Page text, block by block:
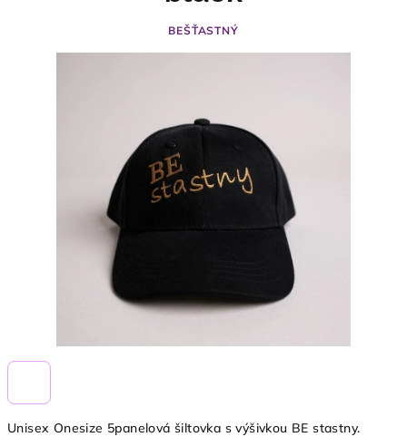
Unisex Onesize 5panelová šiltovka s výšivkou BE stastny.
BEŠŤASTNÝ